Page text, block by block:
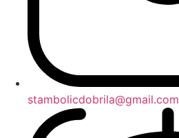
stambolicdobrila@gmail.com